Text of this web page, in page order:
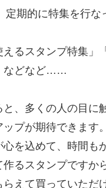
定期的に特集を行な
るスタンプ特集」
などなど……
、多くの人の目に
プが期待できます。
を込めて、時間も
るスタンプですか
えて買っていただ